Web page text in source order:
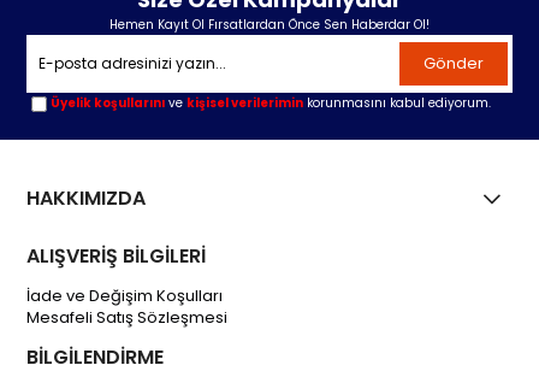
Hemen Kayıt Ol Fırsatlardan Önce Sen Haberdar Ol!
Gönder
Üyelik koşullarını ve kişisel verilerimin korunmasını kabul ediyorum.
HAKKIMIZDA
ALIŞVERİŞ BİLGİLERİ
İade ve Değişim Koşulları
Mesafeli Satış Sözleşmesi
BİLGİLENDİRME